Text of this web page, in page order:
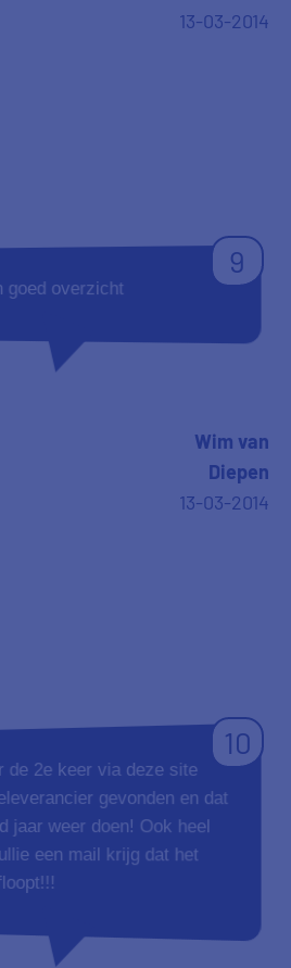
13-03-2014
9
goed overzicht
Wim van
Diepen
13-03-2014
10
de 2e keer via deze site
gevonden en dat
jaar weer doen! Ook heel
een mail krijg dat het